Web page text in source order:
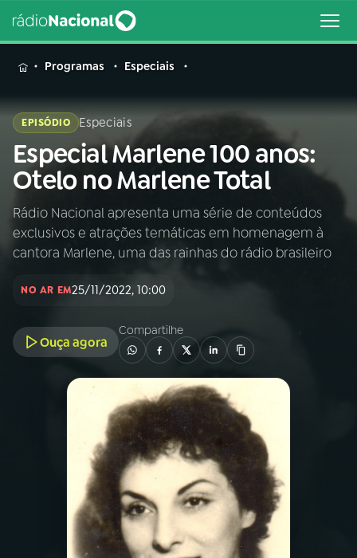
MENU
Buscar
na
Rádio
Nacional
Buscar
AO VIVO
01INÍCIO
02A RÁDIO
PROGRAMAÇÃO
PROGRAMAS
PODCASTS
VIDEOCASTS
Programas Especiais
EPISÓDIO Especiais
Especial Marlene 100 anos:
Otelo no Marlene Total
Rádio Nacional apresenta uma série de conteúdos
exclusivos e atrações temáticas em homenagem à
cantora Marlene, uma das rainhas do rádio brasileiro
NO AR EM25/11/2022, 10:00
Ouça agora
Compartilhe